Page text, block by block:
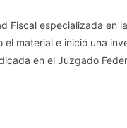
Fiscal especializada en
material e inició una
en el Juzgado